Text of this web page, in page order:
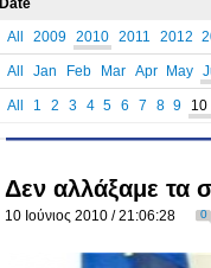
Date
All
2009 2010 2011 2012
All Jan Feb Mar Apr May
All 1 2 3 4 5 6 7 8 9 10
Δεν αλλάξαμε τα
10 Ιούνιος 2010 / 21:06:28 0